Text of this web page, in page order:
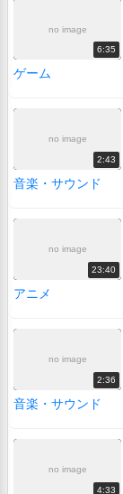
no image
6:35
ゲーム
no image
2:43
音楽・サウンド
no image
23:40
アニメ
no image
2:36
音楽・サウンド
no image
4:33